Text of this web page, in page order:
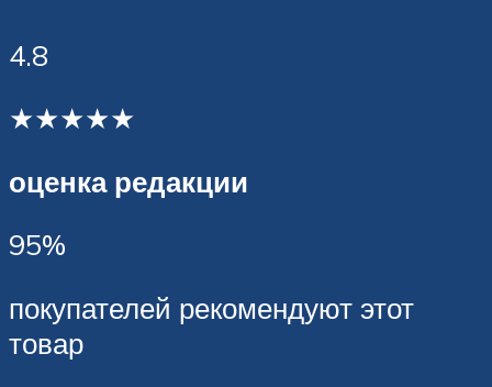
4.8
★★★★★
оценка редакции
95%
покупателей рекомендуют этот
товар